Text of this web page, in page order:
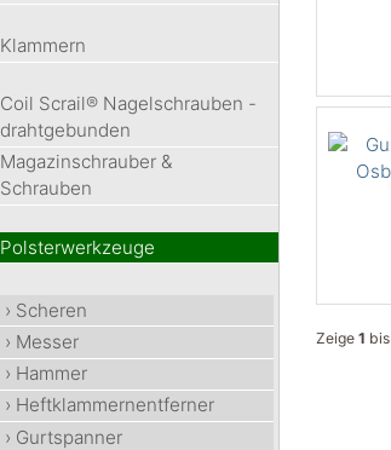
Klammern
Coil Scrail® Nagelschrauben -
drahtgebunden
Magazinschrauber &
Schrauben
Polsterwerkzeuge
› Scheren
› Messer
› Hammer
› Heftklammernentferner
› Gurtspanner
Zeige 1 bis